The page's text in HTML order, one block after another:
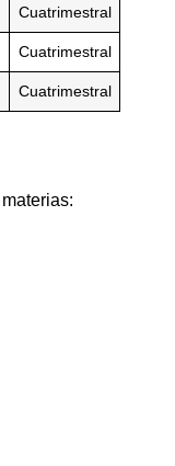
Cuatrimestral
Cuatrimestral
Cuatrimestral